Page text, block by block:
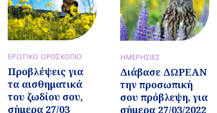
ΕΡΩΤΙΚΟ ΩΡΟΣΚΟΠΙΟ
Προβλέψεις για
τα αισθηματικά
του ζωδίου σου,
σήμερα 27/03
ΗΜΕΡΗΣΙΕΣ
Διάβασε ΔΩΡΕΑΝ
την προσωπική
σου πρόβλεψη, για
σήμερα 27/03/2022